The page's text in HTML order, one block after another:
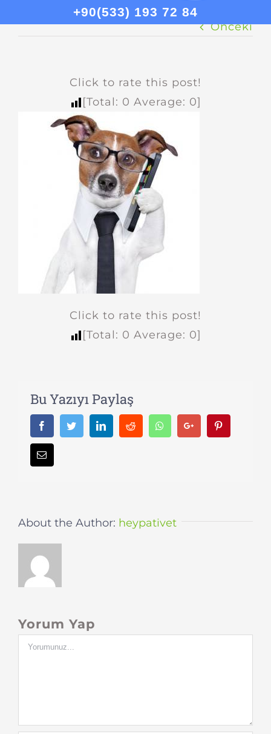
Önceki
Click to rate this post!
[Total: 0 Average: 0]
Click to rate this post!
[Total: 0 Average: 0]
Bu Yazıyı Paylaş
FacebookTwitter LinkedInReddit WhatsappGoogle+
About the Author: heypativet
Yorum Yap
Yorum
+90(533) 193 72 84